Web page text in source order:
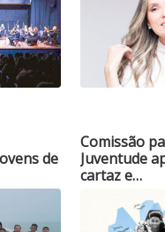
de
Comissão
Juventude
cartaz e…